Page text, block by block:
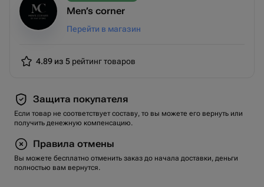
Men’s corner
Перейти в магазин
4.89 из 5 рейтинг товаров
Защита покупателя
Если товар не соответствует составу, то вы можете его вернуть или
получить денежную компенсацию.
Правила отмены
Вы можете бесплатно отменить заказ до начала доставки, деньги
полностью вам вернутся.